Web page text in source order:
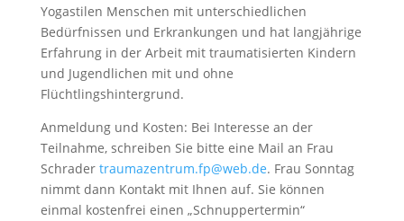
Yogastilen Menschen mit unterschiedlichen
Bedürfnissen und Erkrankungen und hat langjährige
Erfahrung in der Arbeit mit traumatisierten Kindern
und Jugendlichen mit und ohne
Flüchtlingshintergrund.
Anmeldung und Kosten: Bei Interesse an der
Teilnahme, schreiben Sie bitte eine Mail an Frau
Schrader traumazentrum.fp@web.de. Frau Sonntag
nimmt dann Kontakt mit Ihnen auf. Sie können
einmal kostenfrei einen „Schnuppertermin“